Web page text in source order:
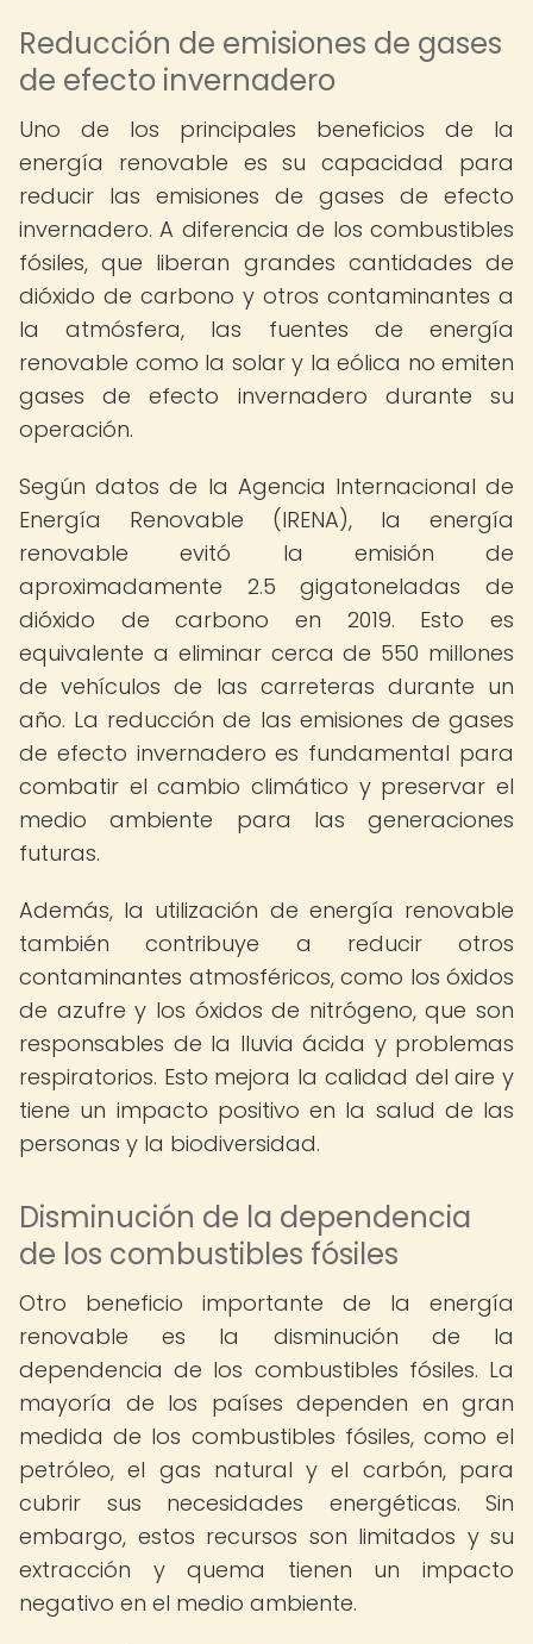
Reducción de emisiones de gases
de efecto invernadero
Uno de los principales beneficios de la
energía renovable es su capacidad para
reducir las emisiones de gases de efecto
invernadero. A diferencia de los combustibles
fósiles, que liberan grandes cantidades de
dióxido de carbono y otros contaminantes a
la atmósfera, las fuentes de energía
renovable como la solar y la eólica no emiten
gases de efecto invernadero durante su
operación.
Según datos de la Agencia Internacional de
Energía Renovable (IRENA), la energía
renovable evitó la emisión de
aproximadamente 2.5 gigatoneladas de
dióxido de carbono en 2019. Esto es
equivalente a eliminar cerca de 550 millones
de vehículos de las carreteras durante un
año. La reducción de las emisiones de gases
de efecto invernadero es fundamental para
combatir el cambio climático y preservar el
medio ambiente para las generaciones
futuras.
Además, la utilización de energía renovable
también contribuye a reducir otros
contaminantes atmosféricos, como los óxidos
de azufre y los óxidos de nitrógeno, que son
responsables de la lluvia ácida y problemas
respiratorios. Esto mejora la calidad del aire y
tiene un impacto positivo en la salud de las
personas y la biodiversidad.
Disminución de la dependencia
de los combustibles fósiles
Otro beneficio importante de la energía
renovable es la disminución de la
dependencia de los combustibles fósiles. La
mayoría de los países dependen en gran
medida de los combustibles fósiles, como el
petróleo, el gas natural y el carbón, para
cubrir sus necesidades energéticas. Sin
embargo, estos recursos son limitados y su
extracción y quema tienen un impacto
negativo en el medio ambiente.